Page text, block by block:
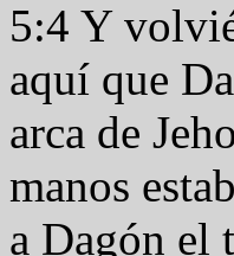
5:4 Y
aquí que
arca de
manos
a Dagón el